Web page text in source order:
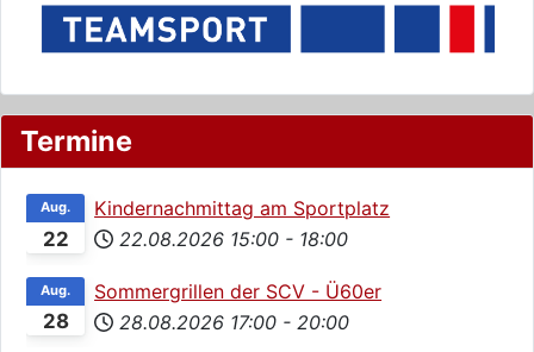
Termine
22
Aug.
Kindernachmittag am Sportplatz
22.08.2026 15:00 - 18:00
28
Aug.
Sommergrillen der SCV - Ü60er
28.08.2026 17:00 - 20:00